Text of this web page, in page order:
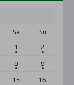
Sa
So
1
2
8
9
15
16